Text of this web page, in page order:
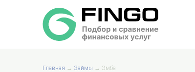
Главная → Займы → Эмба